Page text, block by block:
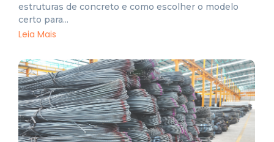
estruturas de concreto e como escolher o modelo
certo para...
Leia Mais